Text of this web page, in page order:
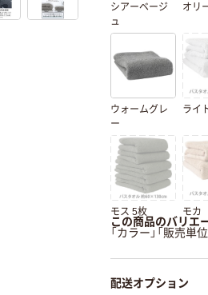
シアーベージ
ュ
オリ
ウォームグレ
ー
ライ
モス 5枚 モカ
この商品のバリエ
「カラー」「販売単
配送オプション